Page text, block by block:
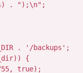
. ");\n";